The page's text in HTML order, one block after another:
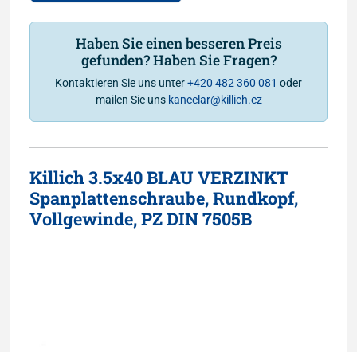
Haben Sie einen besseren Preis
gefunden? Haben Sie Fragen?
Kontaktieren Sie uns unter+420 482 360 081 oder
mailen Sie uns kancelar@killich.cz
Killich 3.5x40 BLAU VERZINKT
Spanplattenschraube, Rundkopf,
Vollgewinde, PZ DIN 7505B